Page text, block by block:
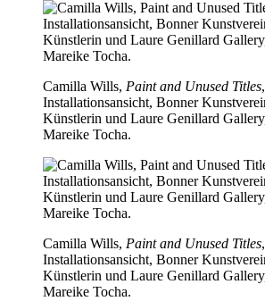
Camilla Wills, Paint and Unused Titles
Installationsansicht, Bonner
Künstlerin und Laure Genillard
Mareike Tocha.
Camilla Wills, Paint and Unused Titles
Installationsansicht, Bonner
Künstlerin und Laure Genillard
Mareike Tocha.